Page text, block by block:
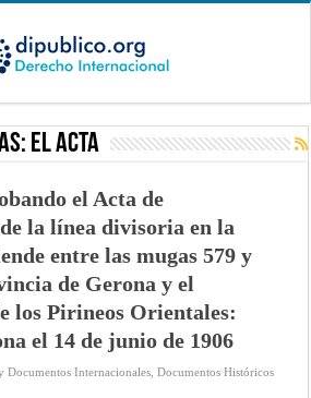
el Acta
el Acta de
la línea divisoria en la
entre las mugas 579 y
de Gerona y el
los Pirineos Orientales:
el 14 de junio de 1906
Documentos Internacionales ,Documentos Históricos